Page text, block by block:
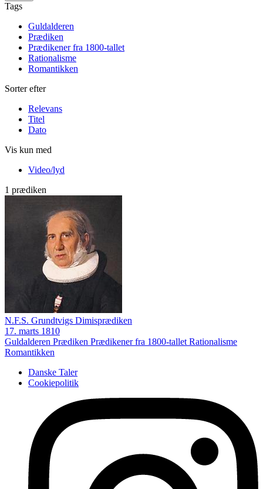
Tags
Guldalderen
Prædiken
Prædikener fra 1800-tallet
Rationalisme
Romantikken
Sorter efter
Relevans
Titel
Dato
Vis kun med
Video/lyd
1 prædiken
N.F.S. Grundtvigs Dimisprædiken
17. marts 1810
Guldalderen Prædiken Prædikener fra 1800-tallet Rationalisme
Romantikken
Danske Taler
Cookiepolitik